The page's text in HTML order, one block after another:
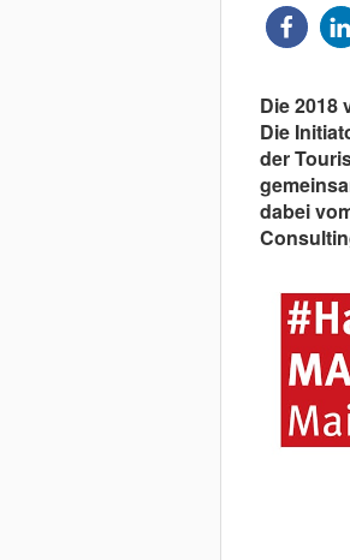
Die 2018
Die
der
dabei